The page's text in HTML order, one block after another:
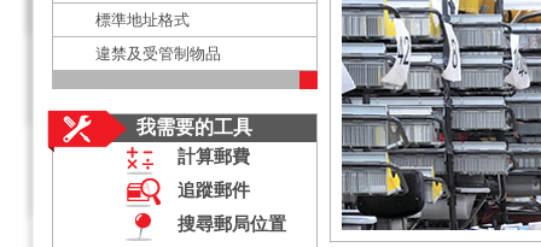
標準地址格式
違禁及受管制物品
我需要的工具
計算郵費
追蹤郵件
搜尋郵局位置